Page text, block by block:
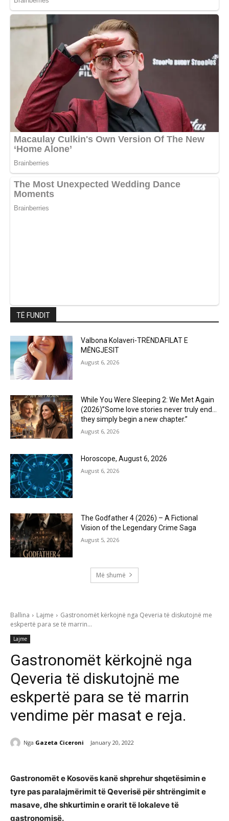
TË FUNDIT
Valbona Kolaveri-TRËNDAFILAT E
MĒNGJESIT
August 6, 2026
While You Were Sleeping 2: We Met Again
(2026)”Some love stories never truly end…
they simply begin a new chapter.”
August 6, 2026
Horoscope, August 6, 2026
August 6, 2026
The Godfather 4 (2026) – A Fictional
Vision of the Legendary Crime Saga
August 5, 2026
Më shumë